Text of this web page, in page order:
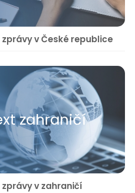
v České republice
zahraničí
v zahraničí